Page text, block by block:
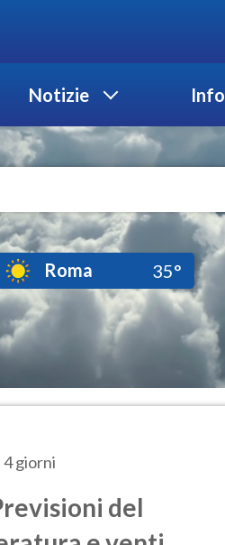
Notizie Info
Roma 35°
giorni
del